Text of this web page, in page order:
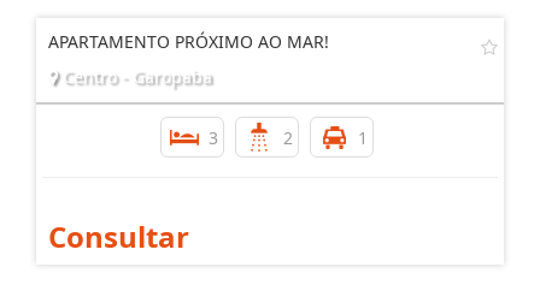
APARTAMENTO PRÓXIMO AO MAR!
Centro - Garopaba
3 2 1
Consultar